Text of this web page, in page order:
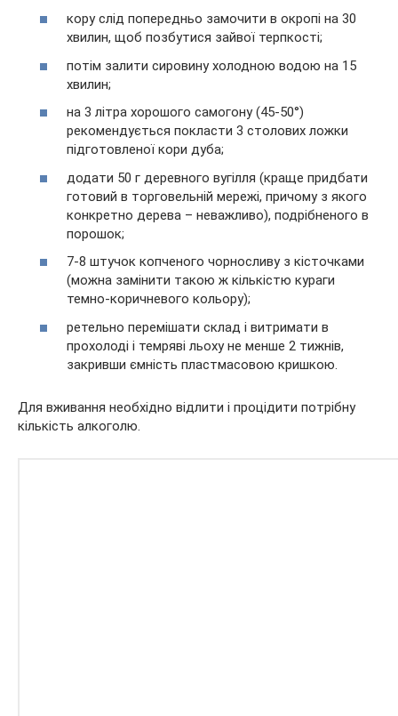
кору слід попередньо замочити в окропі на 30
хвилин, щоб позбутися зайвої терпкості;
потім залити сировину холодною водою на 15
хвилин;
на 3 літра хорошого самогону (45-50°)
рекомендується покласти 3 столових ложки
підготовленої кори дуба;
додати 50 г деревного вугілля (краще придбати
готовий в торговельній мережі, причому з якого
конкретно дерева – неважливо), подрібненого в
порошок;
7-8 штучок копченого чорносливу з кісточками
(можна замінити такою ж кількістю кураги
темно-коричневого кольору);
ретельно перемішати склад і витримати в
прохолоді і темряві льоху не менше 2 тижнів,
закривши ємність пластмасовою кришкою.
Для вживання необхідно відлити і процідити потрібну
кількість алкоголю.